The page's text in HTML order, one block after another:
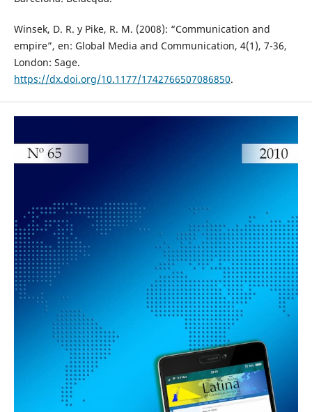
Winsek, D. R. y Pike, R. M. (2008): “Communication and
empire”, en: Global Media and Communication, 4(1), 7-36,
London: Sage.
https://dx.doi.org/10.1177/1742766507086850.